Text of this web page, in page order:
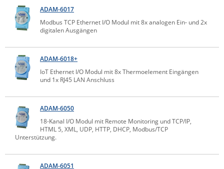
Poynting
Raritan
Server Technology
Siretta
SIRIO Antenne
Tactical Software
TEKTELIC
Unwired Networks
ADAM-6017
Modbus TCP Ethernet I/O Modul mit 8x analogen Ein- und 2x
digitalen Ausgängen
ADAM-6018+
IoT Ethernet I/O Modul mit 8x Thermoelement Eingängen
und 1x RJ45 LAN Anschluss
ADAM-6050
18-Kanal I/O Modul mit Remote Monitoring und TCP/IP,
HTML 5, XML, UDP, HTTP, DHCP, Modbus/TCP
Unterstützung.
ADAM-6051